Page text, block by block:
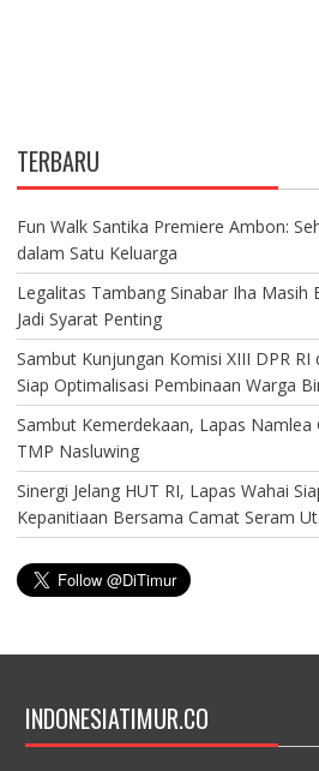
TERBARU
Fun Walk Santika Premiere Ambon:
dalam Satu Keluarga
Legalitas Tambang Sinabar Iha Masih
Jadi Syarat Penting
Sambut Kunjungan Komisi XIII DPR RI
Siap Optimalisasi Pembinaan Warga
Sambut Kemerdekaan, Lapas Namlea
TMP Nasluwing
Sinergi Jelang HUT RI, Lapas Wahai
Kepanitiaan Bersama Camat Seram
INDONESIATIMUR.CO